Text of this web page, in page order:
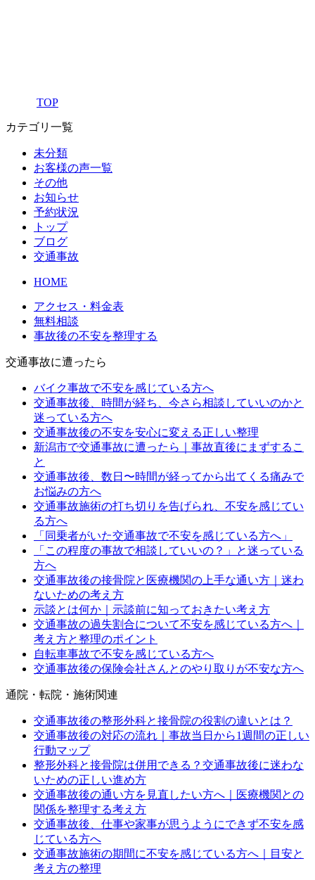
TOP
カテゴリ一覧
未分類
お客様の声一覧
その他
お知らせ
予約状況
トップ
ブログ
交通事故
HOME
アクセス・料金表
無料相談
事故後の不安を整理する
交通事故に遭ったら
バイク事故で不安を感じている方へ
交通事故後、時間が経ち、今さら相談していいのかと
迷っている方へ
交通事故後の不安を安心に変える正しい整理
新潟市で交通事故に遭ったら｜事故直後にまずするこ
と
交通事故後、数日〜時間が経ってから出てくる痛みで
お悩みの方へ
交通事故施術の打ち切りを告げられ、不安を感じてい
る方へ
「同乗者がいた交通事故で不安を感じている方へ」
「この程度の事故で相談していいの？」と迷っている
方へ
交通事故後の接骨院と医療機関の上手な通い方｜迷わ
ないための考え方
示談とは何か｜示談前に知っておきたい考え方
交通事故の過失割合について不安を感じている方へ｜
考え方と整理のポイント
自転車事故で不安を感じている方へ
交通事故後の保険会社さんとのやり取りが不安な方へ
通院・転院・施術関連
交通事故後の整形外科と接骨院の役割の違いとは？
交通事故後の対応の流れ｜事故当日から1週間の正しい
行動マップ
整形外科と接骨院は併用できる？交通事故後に迷わな
いための正しい進め方
交通事故後の通い方を見直したい方へ｜医療機関との
関係を整理する考え方
交通事故後、仕事や家事が思うようにできず不安を感
じている方へ
交通事故施術の期間に不安を感じている方へ｜目安と
考え方の整理